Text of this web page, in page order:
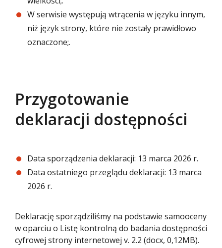
W serwisie występują wtrącenia w języku innym,
niż język strony, które nie zostały prawidłowo
oznaczone;.
Przygotowanie
deklaracji dostępności
Data sporządzenia deklaracji: 13 marca 2026 r.
Data ostatniego przeglądu deklaracji: 13 marca
2026 r.
Deklarację sporządziliśmy na podstawie samooceny
w oparciu o Listę kontrolną do badania dostępności
cyfrowej strony internetowej v. 2.2 (docx, 0,12MB).